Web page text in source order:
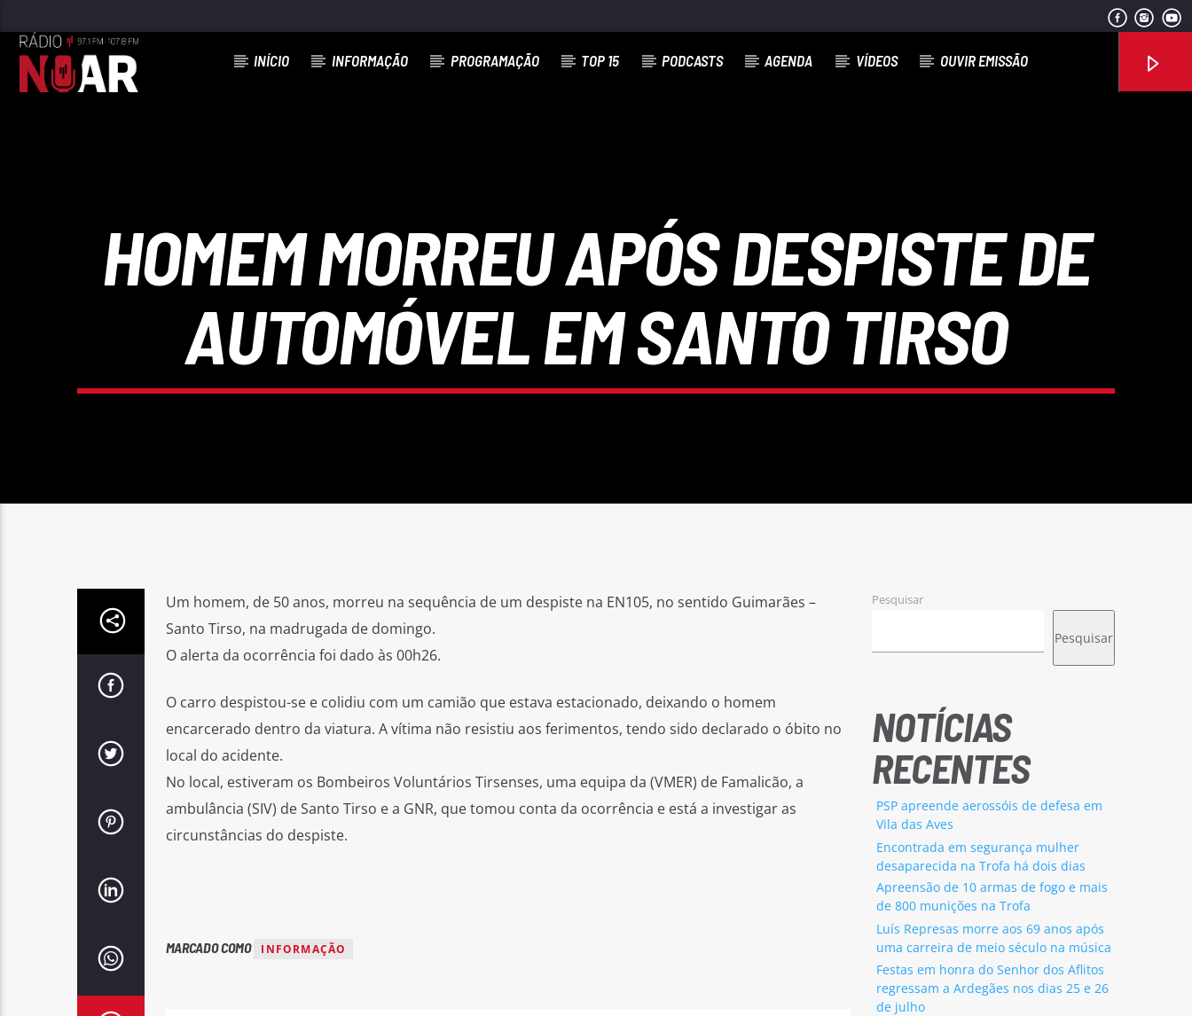
INÍCIO INFORMAÇÃO PROGRAMAÇÃO TOP 15 PODCASTS AGENDA VÍDEOS OUVIR EMISSÃO
HOMEM MORREU APÓS DESPISTE DE
AUTOMÓVEL EM SANTO TIRSO
Um homem, de 50 anos, morreu na sequência de um despiste na EN105, no sentido Guimarães –
Santo Tirso, na madrugada de domingo.
O alerta da ocorrência foi dado às 00h26.
O carro despistou-se e colidiu com um camião que estava estacionado, deixando o homem
encarcerado dentro da viatura. A vítima não resistiu aos ferimentos, tendo sido declarado o óbito no
local do acidente.
No local, estiveram os Bombeiros Voluntários Tirsenses, uma equipa da (VMER) de Famalicão, a
ambulância (SIV) de Santo Tirso e a GNR, que tomou conta da ocorrência e está a investigar as
circunstâncias do despiste.
MARCADO COMO INFORMAÇÃO
Pesquisar
Pesquisar
NOTÍCIAS
RECENTES
PSP apreende aerossóis de defesa em
Vila das Aves
Encontrada em segurança mulher
desaparecida na Trofa há dois dias
Apreensão de 10 armas de fogo e mais
de 800 munições na Trofa
Luís Represas morre aos 69 anos após
uma carreira de meio século na música
Festas em honra do Senhor dos Aflitos
regressam a Ardegães nos dias 25 e 26
de julho